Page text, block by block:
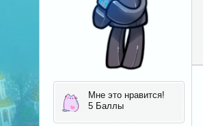
Мне это нравится!
5 Баллы